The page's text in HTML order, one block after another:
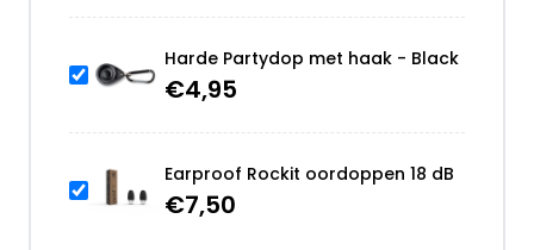
Harde Partydop met haak - Black
€4,95
Earproof Rockit oordoppen 18 dB
€7,50